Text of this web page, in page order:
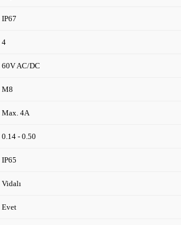
IP67
4
60V AC/DC
M8
Max. 4A
0.14 - 0.50
IP65
Vidalı
Evet